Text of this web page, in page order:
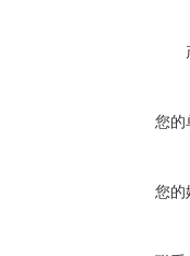
您的
您的